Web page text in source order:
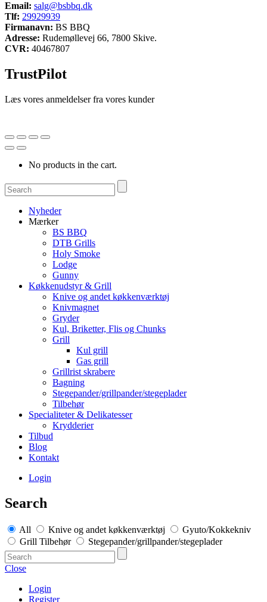
Email: salg@bsbbq.dk
Tlf: 29929939
Firmanavn: BS BBQ
Adresse: Rudemøllevej 66, 7800 Skive.
CVR: 40467807
TrustPilot
Læs vores anmeldelser fra vores kunder
No products in the cart.
Nyheder
Mærker
BS BBQ
DTB Grills
Holy Smoke
Lodge
Gunny
Køkkenudstyr & Grill
Knive og andet køkkenværktøj
Knivmagnet
Gryder
Kul, Briketter, Flis og Chunks
Grill
Kul grill
Gas grill
Grillrist skrabere
Bagning
Stegepander/grillpander/stegeplader
Tilbehør
Specialiteter & Delikatesser
Krydderier
Tilbud
Blog
Kontakt
Login
Search
All Knive og andet køkkenværktøj
Gyuto/Kokkekniv
Grill Tilbehør
Stegepander/grillpander/stegeplader
Close
Login
Register